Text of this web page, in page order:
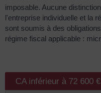
imposable. Aucune
l'entreprise individuelle et la
sont soumis à des
régime fiscal applicable :
CA inférieur à 72 600